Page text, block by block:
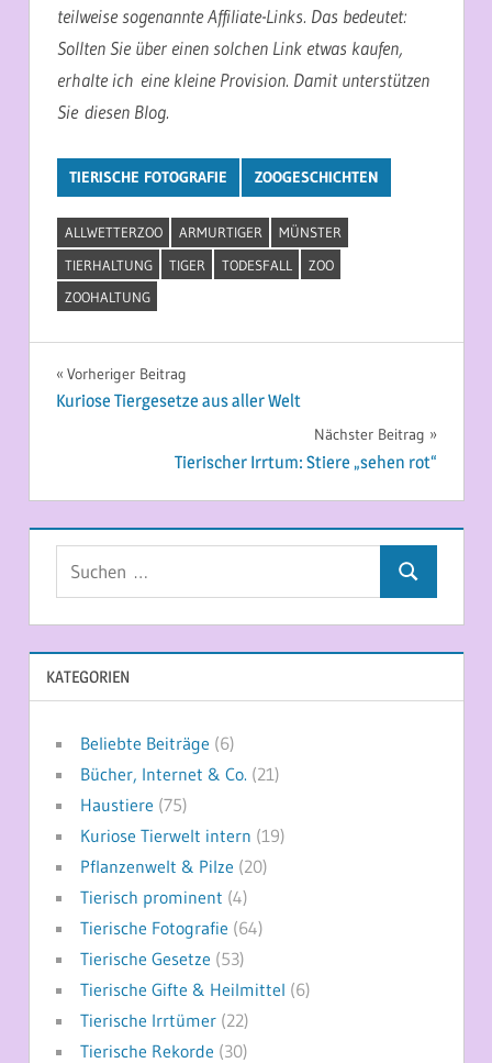
teilweise sogenannte Affiliate-Links. Das bedeutet:
Sollten Sie über einen solchen Link etwas kaufen,
erhalte ich eine kleine Provision. Damit unterstützen
Sie diesen Blog.
TIERISCHE FOTOGRAFIE ZOOGESCHICHTEN
ALLWETTERZOO ARMURTIGER
MÜNSTER
TIERHALTUNG
TIGER TODESFALL
ZOO
ZOOHALTUNG
Beitragsnavigation
Vorheriger Beitrag
Kuriose Tiergesetze aus aller Welt
Nächster Beitrag
Tierischer Irrtum: Stiere „sehen rot“
Suchen
KATEGORIEN
Beliebte Beiträge (6)
Bücher, Internet & Co. (21)
Haustiere (75)
Kuriose Tierwelt intern (19)
Pflanzenwelt & Pilze (20)
Tierisch prominent (4)
Tierische Fotografie (64)
Tierische Gesetze (53)
Tierische Gifte & Heilmittel (6)
Tierische Irrtümer(22)
Tierische Rekorde (30)